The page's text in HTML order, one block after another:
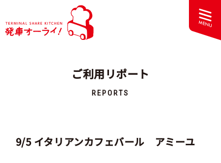
ご利用リポート
REPORTS
9/5 イタリアンカフェバール アミーユ